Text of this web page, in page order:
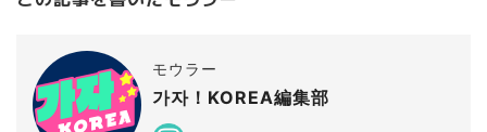
モウラー
가자！KOREA編集部